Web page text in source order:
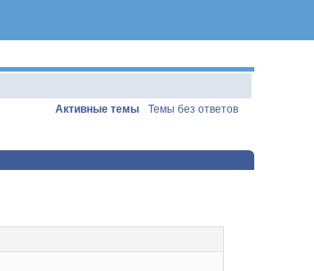
Активные темы Темы без ответов